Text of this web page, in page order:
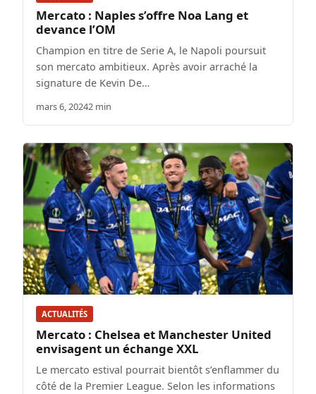
Mercato : Naples s’offre Noa Lang et
devance l’OM
Champion en titre de Serie A, le Napoli poursuit
son mercato ambitieux. Après avoir arraché la
signature de Kevin De…
mars 6, 20242 min
ACTUALITÉS
Mercato : Chelsea et Manchester United
envisagent un échange XXL
Le mercato estival pourrait bientôt s’enflammer du
côté de la Premier League. Selon les informations